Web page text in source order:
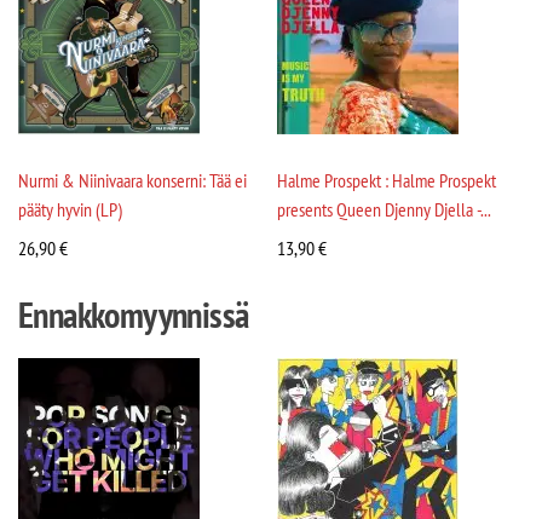
Nurmi & Niinivaara konserni: Tää ei
pääty hyvin (LP)
26,90€
Halme Prospekt : Halme Prospekt
presents Queen Djenny Djella -...
13,90€
Ennakkomyynnissä